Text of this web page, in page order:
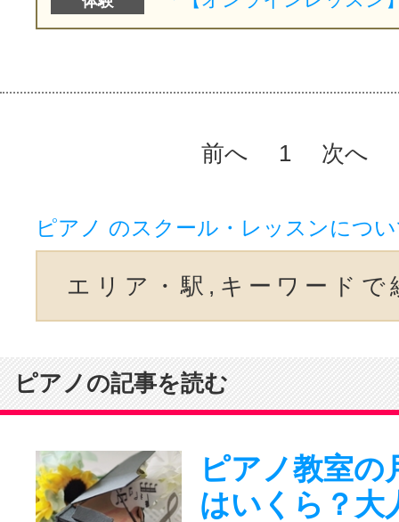
前へ 1 次へ
ピアノ のスクール・レッスンにつ
エリア・駅,キーワードで
ピアノの記事を読む
ピアノ教室の
はいくら？大